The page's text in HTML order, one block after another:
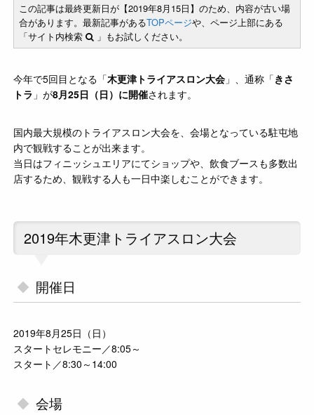
この記事は最終更新日が【2019年8月15日】のため、内容が古い場
合があります。最新記事があるTOPページや、ページ上部にある
「サイト内検索
」もお試しください。
今年で5回目となる「木更津トライアスロン大会 」、通称「きさ
トラ 」が8月25日（日）に開催されます。
国内最大規模のトライアスロン大会を、会場となっている駐屯地
内で観戦することが出来ます。
当日はフィニッシュエリアにてショップや、飲食ブースも多数出
店するため、観戦する人も一日中楽しむことができます。
2019年木更津トライアスロン大会
開催日
2019年8月25日（日）
スタートセレモニー／8:05～
スタート／8:30～14:00
会場